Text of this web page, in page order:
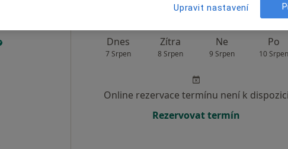
Dnes
7 Srpen
Zítra
8 Srpen
Ne
9 Srpen
Po
10 Srpen
Online rezervace termínu není k dispozici
Rezervovat termín
Upravit nastavení